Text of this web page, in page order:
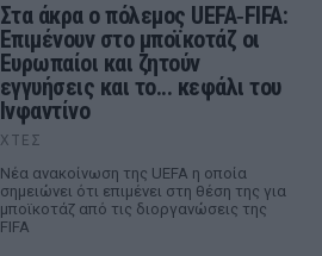
Στα άκρα ο πόλεμος UEFA‑FIFA:
Επιμένουν στο μποϊκοτάζ οι
Ευρωπαίοι και ζητούν
εγγυήσεις και το... κεφάλι του
Ινφαντίνο
ΧΤΕΣ
Νέα ανακοίνωση της UEFA η οποία
σημειώνει ότι επιμένει στη θέση της για
μποϊκοτάζ από τις διοργανώσεις της
FIFA